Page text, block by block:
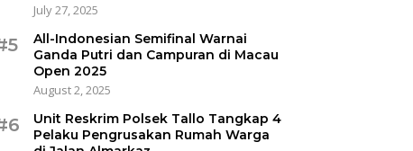
July 27, 2025
All-Indonesian Semifinal Warnai
Ganda Putri dan Campuran di Macau
Open 2025
August 2, 2025
Unit Reskrim Polsek Tallo Tangkap 4
Pelaku Pengrusakan Rumah Warga